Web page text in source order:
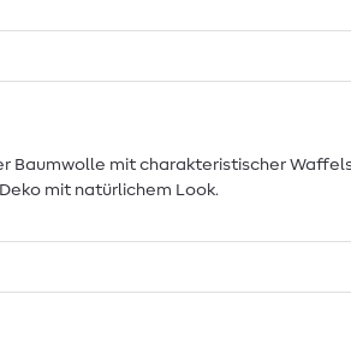
Baumwolle mit charakteristischer
mit natürlichem Look.